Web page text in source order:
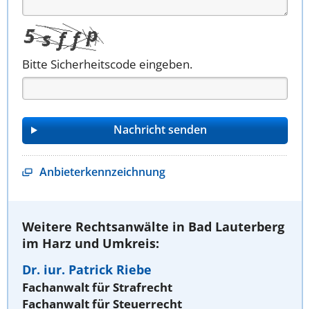
Bitte Sicherheitscode eingeben.
Anbieterkennzeichnung
Weitere Rechtsanwälte in Bad Lauterberg
im Harz und Umkreis:
Dr. iur. Patrick Riebe
Fachanwalt für Strafrecht
Fachanwalt für Steuerrecht